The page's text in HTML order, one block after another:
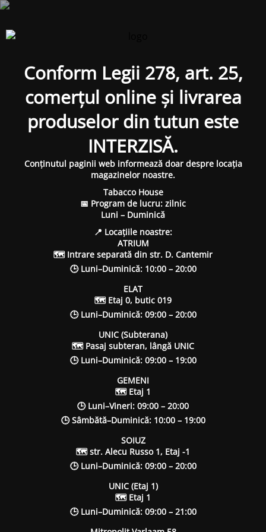
Conform Legii 278, art. 25,
comerțul online și livrarea
produselor din tutun este
INTERZISĂ.
Conținutul paginii web informează doar despre locația
magazinelor noastre.
Tabacco House
📅 Program de lucru: zilnic
Luni – Duminică
📍 Locațiile noastre:
ATRIUM
🗺 Intrare separată din str. D. Cantemir
🕒 Luni–Duminică: 10:00 – 20:00
ELAT
🗺 Etaj 0, butic 019
🕒 Luni–Duminică: 09:00 – 20:00
UNIC (Subterana)
🗺 Pasaj subteran, lângă UNIC
🕒 Luni–Duminică: 09:00 – 19:00
GEMENI
🗺 Etaj 1
🕒 Luni–Vineri: 09:00 – 20:00
🕒 Sâmbătă–Duminică: 10:00 – 19:00
SOIUZ
🗺 str. Alecu Russo 1, Etaj -1
🕒 Luni–Duminică: 09:00 – 20:00
UNIC (Etaj 1)
🗺 Etaj 1
🕒 Luni–Duminică: 09:00 – 21:00